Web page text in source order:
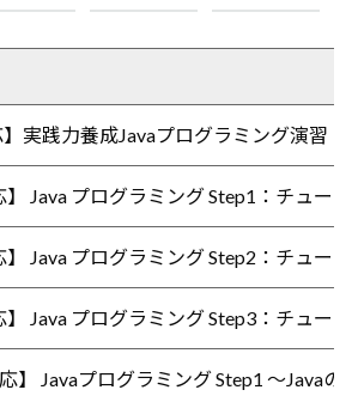
】実践力養成Javaプログラミング演習
】 Java プログラミング Step1：チュー
】 Java プログラミング Step2：チュー
】 Java プログラミング Step3：チュー
応】 Javaプログラミング Step1 ～Java